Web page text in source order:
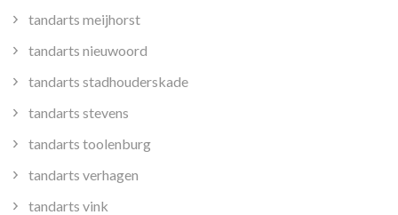
tandarts meijhorst
tandarts nieuwoord
tandarts stadhouderskade
tandarts stevens
tandarts toolenburg
tandarts verhagen
tandarts vink